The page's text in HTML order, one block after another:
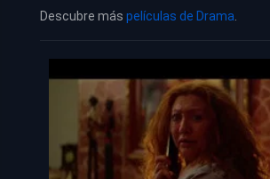
Descubre más películas de Drama